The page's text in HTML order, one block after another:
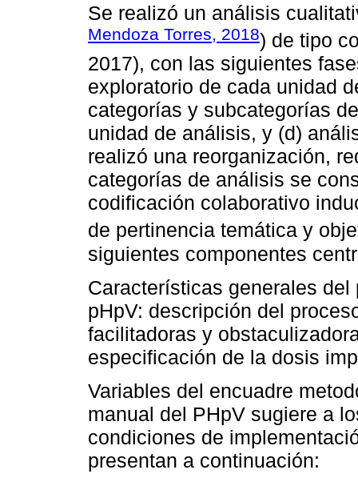
Se realizó un análisis
Mendoza Torres, 2018) de tipo
2017), con las siguientes
exploratorio de cada unidad
categorías y subcategorías
unidad de análisis, y (d)
realizó una reorganización,
categorías de análisis se
codificación colaborativo
de pertinencia temática y
siguientes componentes
Características generales
pHpV: descripción del
facilitadoras y
especificación de la dosis
Variables del encuadre
manual del PHpV sugiere a
condiciones de
presentan a continuación: